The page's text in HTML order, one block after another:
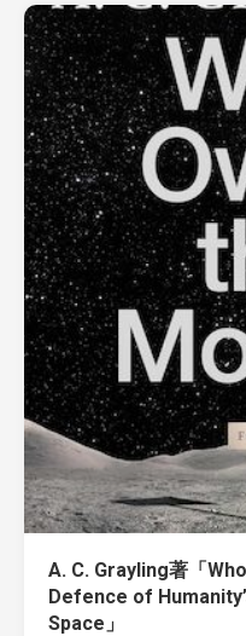
A. C. Grayling著「
Defence of
Space」